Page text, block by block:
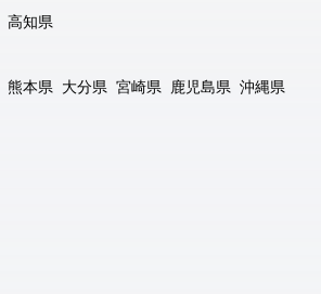
高知県
熊本県 大分県 宮崎県 鹿児島県 沖縄県